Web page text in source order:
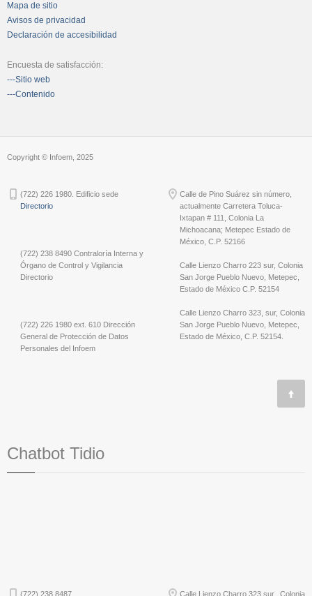
Mapa de sitio
Avisos de privacidad
Declaración de accesibilidad
Encuesta de satisfacción:
---Sitio web
---Contenido
Copyright © Infoem, 2025
(722) 226 1980. Edificio sede
Directorio
(722) 238 8490 Contraloría Interna y
Órgano de Control y Vigilancia
Directorio
(722) 226 1980 ext. 610 Dirección
General de Protección de Datos
Personales del Infoem
Calle de Pino Suárez sin número,
actualmente Carretera Toluca-
Ixtapan # 111, Colonia La
Michoacana; Metepec Estado de
México, C.P. 52166
Calle Lienzo Charro 223 sur, Colonia
San Jorge Pueblo Nuevo, Metepec,
Estado de México C.P. 52154
Calle Lienzo Charro 323, sur, Colonia
San Jorge Pueblo Nuevo, Metepec,
Estado de México, C.P. 52154.
Chatbot Tidio
(722) 238 8487 Calle Lienzo Charro 323 sur, Colonia